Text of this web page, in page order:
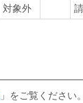
対象外
」をご覧ください。